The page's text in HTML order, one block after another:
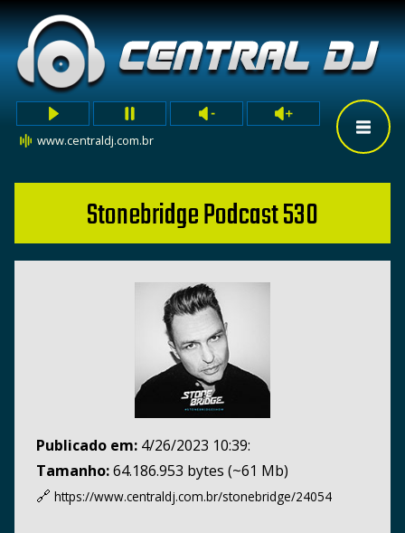
www.centraldj.com.br
Stonebridge Podcast 530
Publicado em: 4/26/2023 10:39:
Tamanho:64.186.953 bytes (~61 Mb)
🔗 https://www.centraldj.com.br/stonebridge/24054